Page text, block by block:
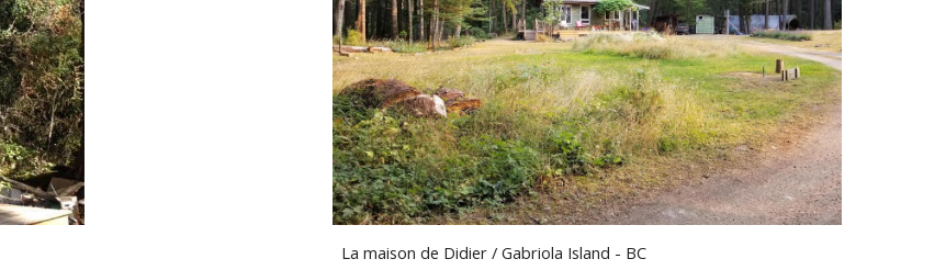
La maison de Didier / Gabriola Island - BC